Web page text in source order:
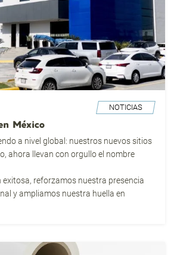
NOTICIAS
México
a nivel global: nuestros nuevos sitios
ahora llevan con orgullo el nombre
exitosa, reforzamos nuestra presencia
y ampliamos nuestra huella en